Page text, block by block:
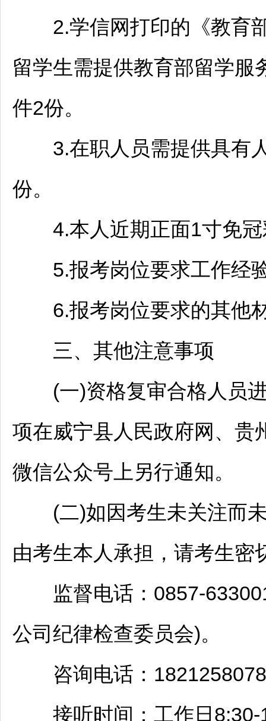
2.学信网打印的《教育部
留学生需提供教育部留学服
件2份。
3.在职人员需提供具有人
份。
4.本人近期正面1寸免冠
5.报考岗位要求工作经
6.报考岗位要求的其他
三、其他注意事项
(一)资格复审合格人员进
项在威宁县人民政府网、贵
微信公众号上另行通知。
(二)如因考生未关注而未
由考生本人承担，请考生密
监督电话：0857-
公司纪律检查委员会)。
咨询电话：
接听时间：工作日8:30-